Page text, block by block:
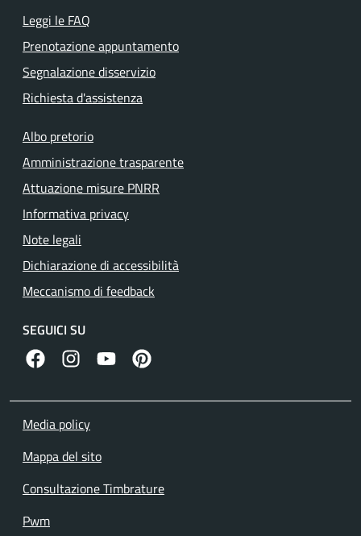
Leggi le FAQ
Prenotazione appuntamento
Segnalazione disservizio
Richiesta d'assistenza
Albo pretorio
Amministrazione trasparente
Attuazione misure PNRR
Informativa privacy
Note legali
Dichiarazione di accessibilità
Meccanismo di feedback
SEGUICI SU
facebook instagramcanale youtube
pinterest
Media policy
Mappa del sito
Consultazione Timbrature
Pwm